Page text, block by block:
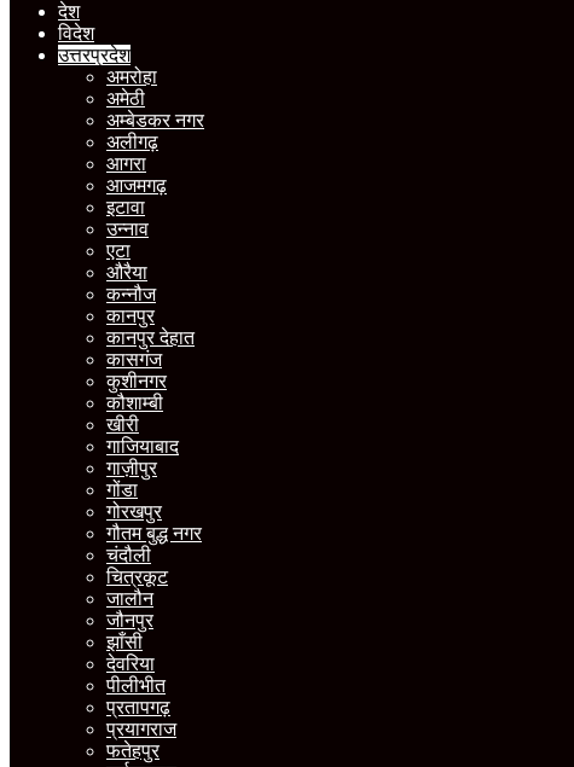
देश
विदेश
उत्तरप्रदेश
अमरोहा
अमेठी
अम्बेडकर नगर
अलीगढ़
आगरा
आजमगढ़
इटावा
उन्नाव
एटा
औरैया
कन्नौज
कानपुर
कानपुर देहात
कासगंज
कुशीनगर
कौशाम्बी
खीरी
गाजियाबाद
गाज़ीपुर
गोंडा
गोरखपुर
गौतम बुद्ध नगर
चंदौली
चित्रकूट
जालौन
जौनपुर
झाँसी
देवरिया
पीलीभीत
प्रतापगढ़
प्रयागराज
फतेहपुर